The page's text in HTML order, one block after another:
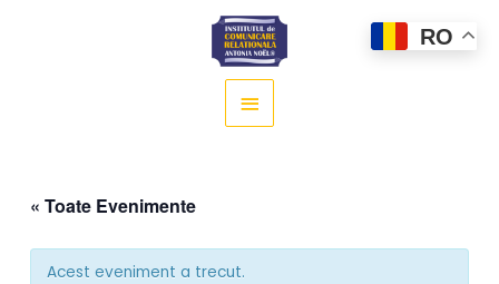
Main
Menu
« Toate Evenimente
Acest eveniment a trecut.
RO